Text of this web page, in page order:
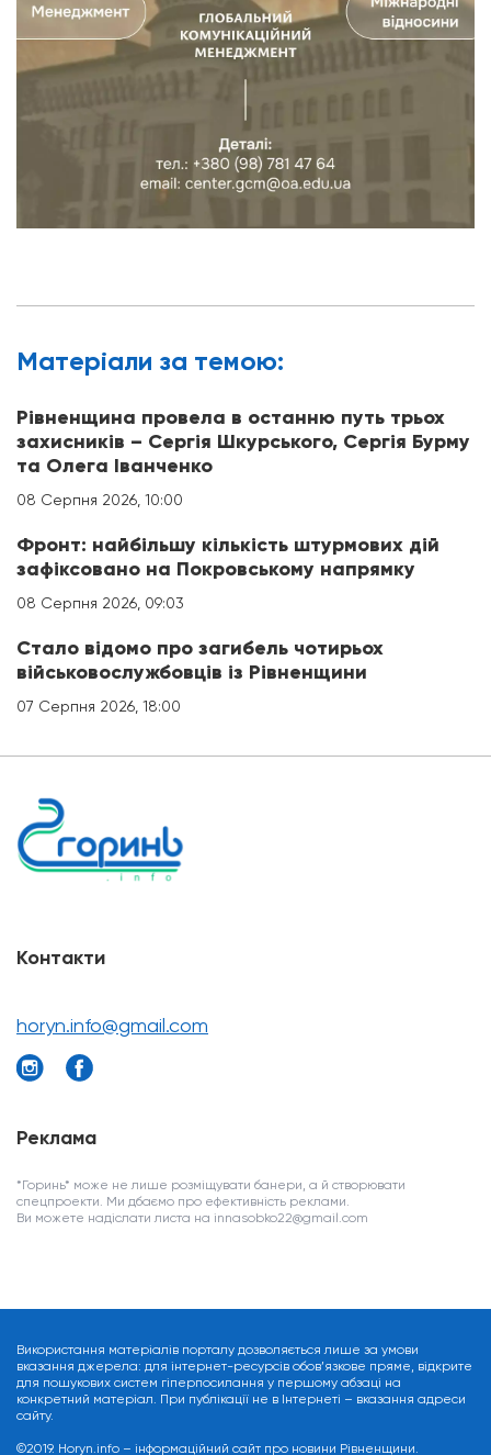
Матерiали за темою:
Рівненщина провела в останню путь трьох
захисників – Сергія Шкурського, Сергія Бурму
та Олега Іванченко
08 Серпня 2026, 10:00
Фронт: найбільшу кількість штурмових дій
зафіксовано на Покровському напрямку
08 Серпня 2026, 09:03
Стало відомо про загибель чотирьох
військовослужбовців із Рівненщини
07 Серпня 2026, 18:00
Контакти
horyn.info@gmail.com
Реклама
*Горинь* може не лише розміщувати банери, а й створювати
спецпроекти. Ми дбаємо про ефективність реклами.
Ви можете надіслати листа на innasobko22@gmail.com
Використання матеріалів порталу дозволяється лише за умови
вказання джерела: для інтернет-ресурсів обов’язкове пряме, відкрите
для пошукових систем гіперпосилання у першому абзаці на
конкретний матеріал. При публікації не в Інтернеті – вказання адреси
сайту.
©2019. Horyn.info – інформаційний сайт про новини Рівненщини.